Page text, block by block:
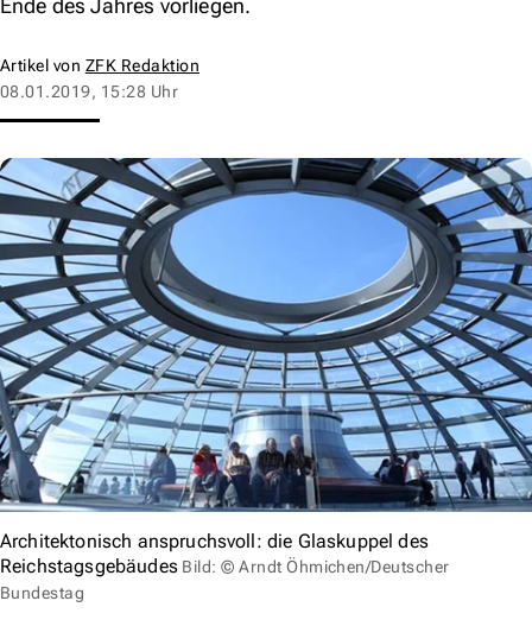
Artikel von ZFK Redaktion
08.01.2019, 15:28 Uhr
Architektonisch anspruchsvoll: die Glaskuppel des
Reichstagsgebäudes Bild: © Arndt Öhmichen/Deutscher
Bundestag